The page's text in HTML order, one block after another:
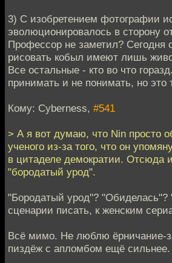
3) С изобретением фотографии
эволюционировалось в сторону
Профессор не заметил? Сегодня
рисовать кобыл имеют лишь
Все остальные - кто во что
принимать и не понимать, но это
Кому: Cyberness, #541
> А я вот думаю, что Nin просто
ученого из-за того, что он
в цитаделе демократии. Отсюда
"бородатый урод".
"Бородатый урод"? "Обиделась"?
сценарии писать, к женским
Всё мимо. Не люблю ёрничание-
пиздёж с апломбом ещё сильнее.